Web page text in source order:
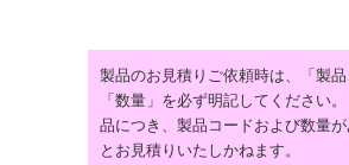
製品のお見積りご依頼時は、「製
「数量」を必ず明記してください
品につき、製品コードおよび数量
とお見積りいたしかねます。